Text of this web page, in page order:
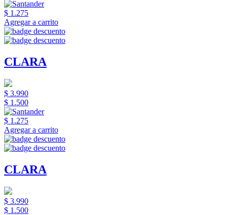
$ 1.275
Agregar a carrito
CLARA
$ 3.990
$ 1.500
$ 1.275
Agregar a carrito
CLARA
$ 3.990
$ 1.500